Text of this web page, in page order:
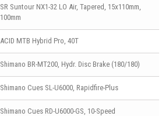
SR Suntour NX1-32 LO Air, Tapered, 15x110mm,
100mm
ACID MTB Hybrid Pro, 40Τ
Shimano BR-MT200, Hydr. Disc Brake (180/180)
Shimano Cues SL-U6000, Rapidfire-Plus
Shimano Cues RD-U6000-GS, 10-Speed